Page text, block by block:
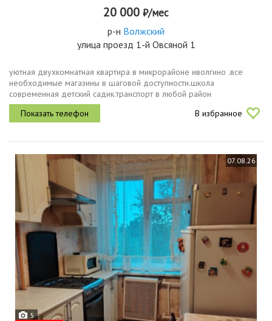
20 000 ₽/мес
р-н Волжский
улица проезд 1-й Овсяной 1
уютная двухкомнатная квартира в микрорайоне иволгино .все
необходимые магазины в шаговой доступности.школа
современная детский садик.транспорт в любой район
саратова.желательно без маленьких детей и без животных.
В избранное
07.08.26
5